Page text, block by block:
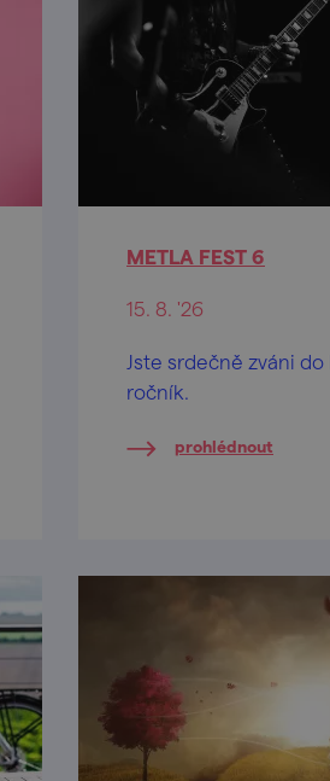
METLA FEST 6
15. 8. '26
Jste srdečně zváni do
ročník.
prohlédnout